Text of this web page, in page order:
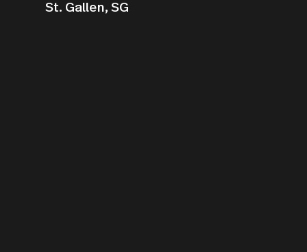
St. Gallen, SG